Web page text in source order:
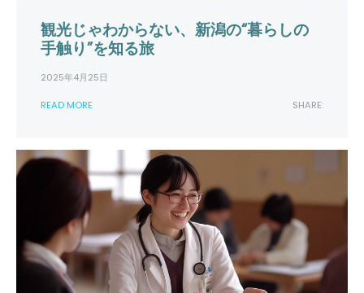
観光じゃわからない、新潟の“暮らしの
手触り”を知る旅
2025年4月25日
READ MORE SHARE: